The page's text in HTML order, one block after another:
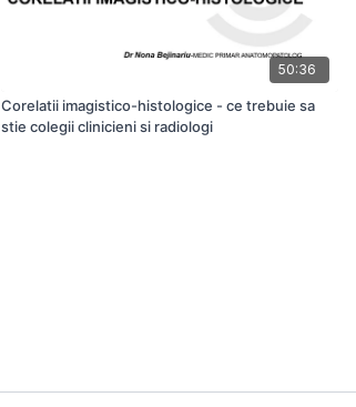
50:36
Corelatii imagistico-histologice - ce trebuie sa
stie colegii clinicieni si radiologi